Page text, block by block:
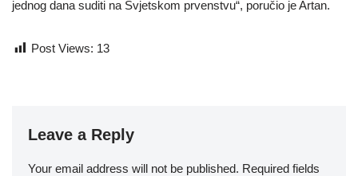
jednog dana suditi na Svjetskom prvenstvu“, poručio je Artan.
Post Views: 13
Leave a Reply
Your email address will not be published. Required fields